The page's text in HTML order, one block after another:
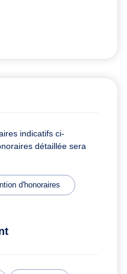
indicatifs ci-
détaillée sera
d'honoraires